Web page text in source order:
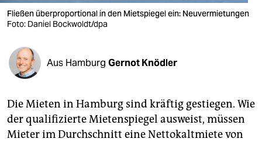
veranstaltungen
fragen & hilfe
unterstützen
abo
genossenschaft
Fließen überproportional in den Mietspiegel ein: Neuvermietungen
Foto: Daniel Bockwoldt/dpa
Aus Hamburg Gernot Knödler
Die Mieten in Hamburg sind kräftig gestiegen. Wie
der qualifizierte Mietenspiegel ausweist, müssen
Mieter im Durchschnitt eine Nettokaltmiete von